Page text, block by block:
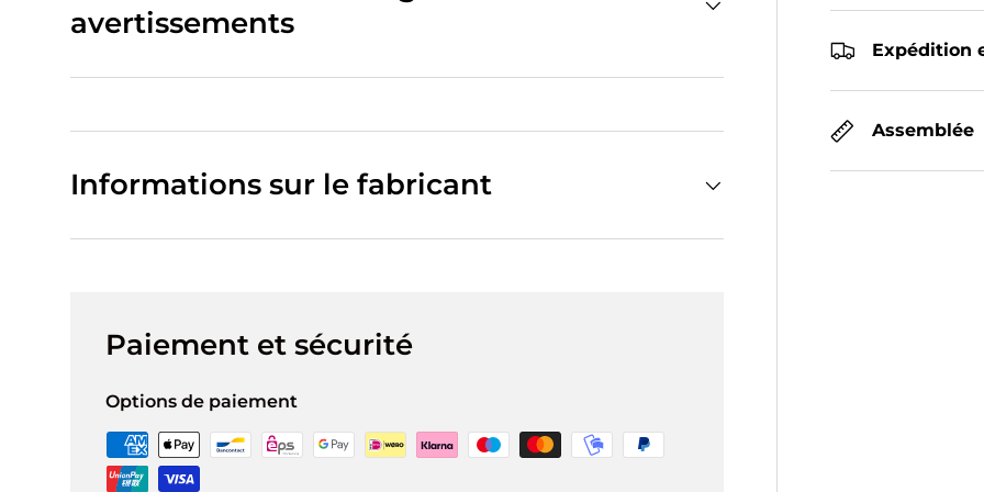
Expédition
Assemblée
avertissements
Informations sur le fabricant
Paiement et sécurité
Options de paiement